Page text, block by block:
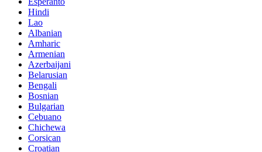
Hindi
Lao
Albanian
Amharic
Armenian
Azerbaijani
Belarusian
Bengali
Bosnian
Bulgarian
Cebuano
Chichewa
Corsican
Croatian